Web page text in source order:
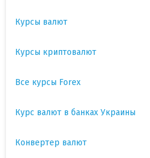
Курсы валют
Курсы криптовалют
Все курсы Forex
Курс валют в банках Украины
Конвертер валют